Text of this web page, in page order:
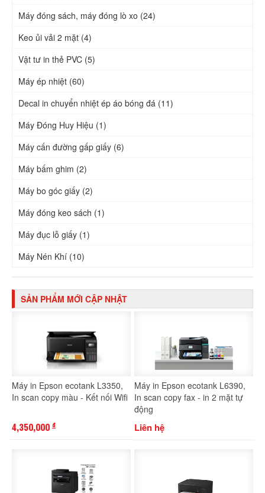
Máy đóng sách, máy đóng lò xo (24)
Keo ủi vải 2 mặt (4)
Vật tư in thẻ PVC (5)
Máy ép nhiệt (60)
Decal in chuyển nhiệt ép áo bóng đá (11)
Máy Đóng Huy Hiệu (1)
Máy cấn đường gấp giấy (6)
Máy bấm ghim (2)
Máy bo góc giấy (2)
Máy đóng keo sách (1)
Máy đục lỗ giấy (1)
Máy Nén Khí (10)
SẢN PHẨM MỚI CẬP NHẬT
Máy in Epson ecotank L3350,
In scan copy màu - Kết nối Wifi
4,350,000 đ
Máy in Epson ecotank L6390,
In scan copy fax - in 2 mặt tự
động
Liên hệ